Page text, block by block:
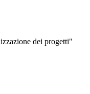
dei progetti"